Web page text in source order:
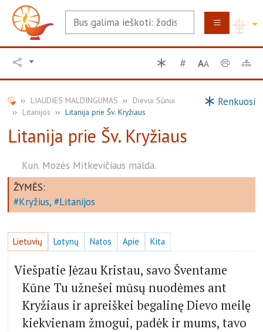
AA
Renkuosi
LIAUDIES MALDINGUMAS
Dievui Sūnui
Litanijos
Litanija prie Šv. Kryžiaus
Litanija prie Šv. Kryžiaus
Kun. Mozės Mitkevičiaus malda.
ŽYMĖS:
Kryžius
Litanijos
Lietuvių Lotynų Natos Apie Kita
Viešpatie Jėzau Kristau, savo Šventame
Kūne Tu užnešei mūsų nuodėmes ant
Kryžiaus ir apreiškei begalinę Dievo meilę
kiekvienam žmogui, padėk ir mums, tavo